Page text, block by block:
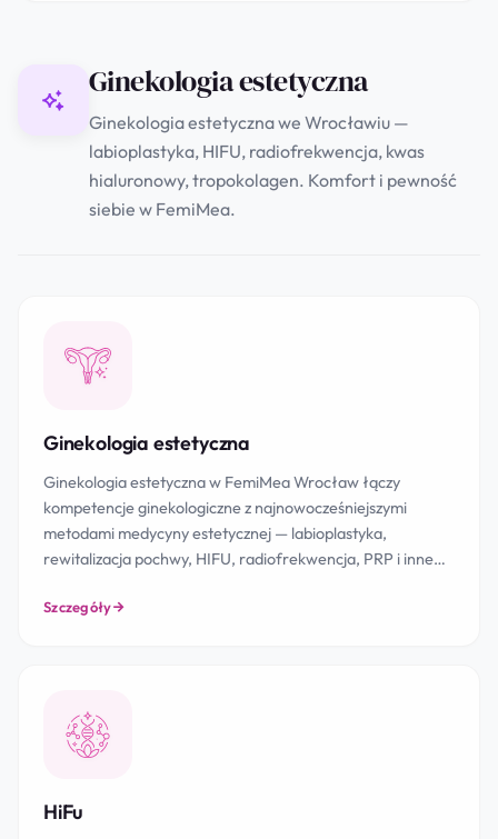
Ginekologia estetyczna
Ginekologia estetyczna we Wrocławiu —
labioplastyka, HIFU, radiofrekwencja, kwas
hialuronowy, tropokolagen. Komfort i pewność
siebie w FemiMea.
Ginekologia estetyczna
Ginekologia estetyczna w FemiMea Wrocław łączy
kompetencje ginekologiczne z najnowocześniejszymi
metodami medycyny estetycznej — labioplastyka,
rewitalizacja pochwy, HIFU, radiofrekwencja, PRP i inne…
Szczegóły
HiFu